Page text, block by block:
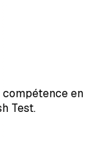
en
Test.